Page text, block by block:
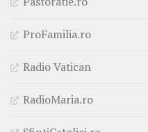
ProFamilia.ro
Radio Vatican
RadioMaria.ro